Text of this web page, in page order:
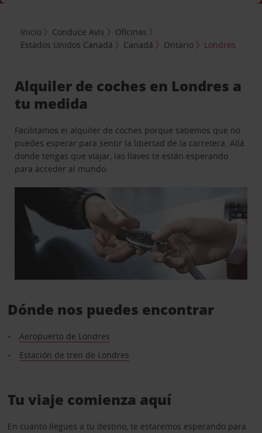
Inicio Conduce Avis
Oficinas
Estados Unidos Canadá
Canadá Ontario Londres
Alquiler de coches en Londres a
tu medida
Facilitamos el alquiler de coches porque sabemos que no
puedes esperar para sentir la libertad de la carretera. Allá
donde tengas que viajar, las llaves te están esperando
para acceder al mundo.
Dónde nos puedes encontrar
Aeropuerto de Londres
Estación de tren de Londres
Tu viaje comienza aquí
En cuanto llegues a tu destino, te estaremos esperando para